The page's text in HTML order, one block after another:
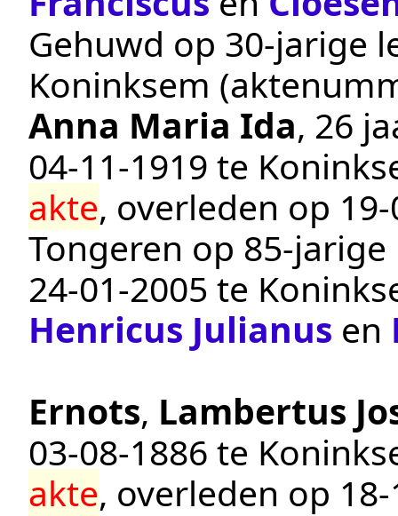
Gehuwd op 30-jarige
Koninksem
Anna Maria Ida, 26
04‑11‑1919 te
akte, overleden op
Tongeren op 85-
24‑01‑2005 te
Henricus Julianus en
Ernots, Lambertus
03‑08‑1886 te
akte, overleden op